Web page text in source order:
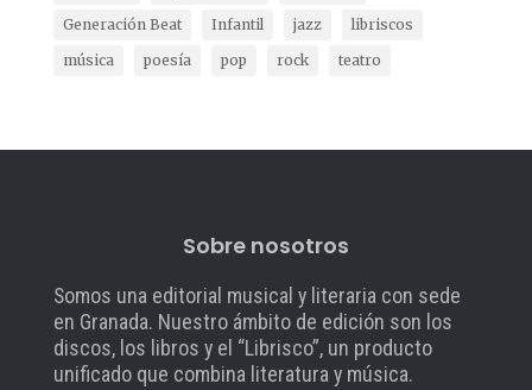
Generación Beat
Infantil jazz
libriscos
música
poesía pop rock teatro
Sobre nosotros
Somos una editorial musical y literaria con sede
en Granada. Nuestro ámbito de edición son los
discos, los libros y el “Librisco”, un producto
unificado que combina literatura y música.